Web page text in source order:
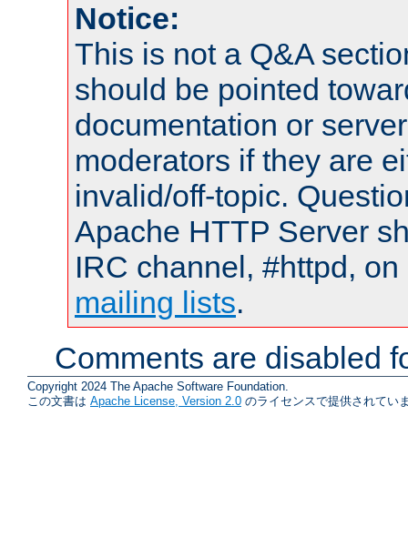
Notice:
This is not a Q&A
should be pointed
documentation or
moderators if they are
invalid/off-topic.
Apache HTTP Server
IRC channel, #httpd,
mailing lists.
Comments are disabled
Copyright 2024 The Apache Software Foundation.
この文書は Apache License, Version 2.0 のライセンスで提供されてい